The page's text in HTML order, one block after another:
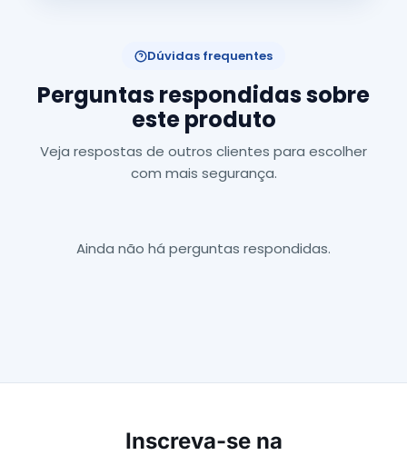
Dúvidas frequentes
Perguntas respondidas sobre
este produto
Veja respostas de outros clientes para escolher
com mais segurança.
Ainda não há perguntas respondidas.
Inscreva-se na